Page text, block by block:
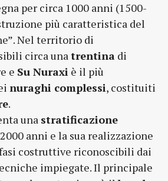
per circa 1000 anni (1500-
più caratteristica del
Nel territorio di
circa unatrentina di
e Su Nuraxi è il più
nuraghi complessi, costituiti
.
una stratificazione
anni e la sua realizzazione
costruttive riconoscibili dai
impiegate. Il principale